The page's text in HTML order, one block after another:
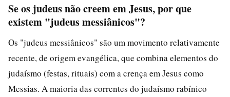
Se os judeus não creem em Jesus, por que
existem "judeus messiânicos"?
Os "judeus messiânicos" são um movimento relativamente
recente, de origem evangélica, que combina elementos do
judaísmo (festas, rituais) com a crença em Jesus como
Messias. A maioria das correntes do judaísmo rabínico